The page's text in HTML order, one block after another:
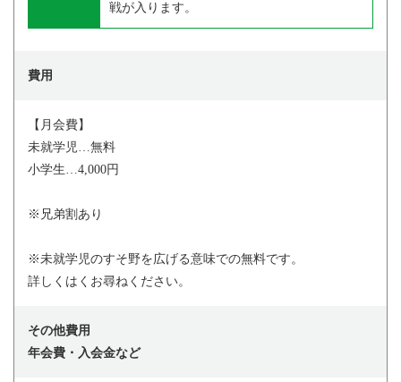
戦が入ります。
費用
【月会費】
未就学児…無料
小学生…4,000円
※兄弟割あり
※未就学児のすそ野を広げる意味での無料です。
詳しくはくお尋ねください。
その他費用
年会費・入会金など